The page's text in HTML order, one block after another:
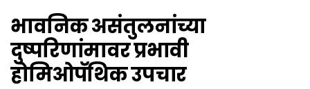
भावनिक असंतुलनांच्या
दुष्परिणांमावर प्रभावी
होमिओपॅथिक उपचार